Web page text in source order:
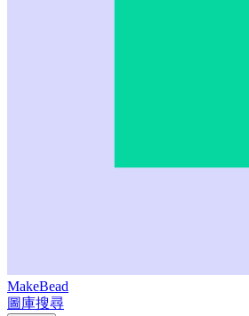
MakeBead
圖庫搜尋